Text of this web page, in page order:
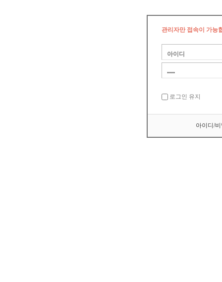
관리자만 접속이 가능
로그인 유지
아이디/